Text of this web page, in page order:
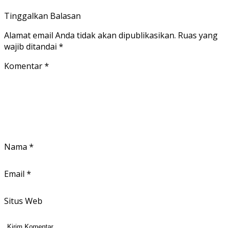
Tinggalkan Balasan
Alamat email Anda tidak akan dipublikasikan. Ruas yang
wajib ditandai *
Komentar*
Nama *
Email *
Situs Web